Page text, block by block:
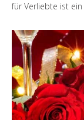
für Verliebte ist